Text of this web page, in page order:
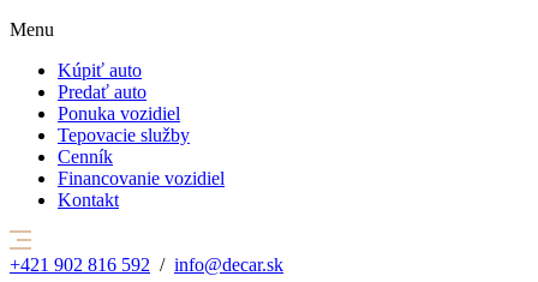
Menu
Kúpiť auto
Predať auto
Ponuka vozidiel
Tepovacie služby
Cenník
Financovanie vozidiel
Kontakt
+421 902 816 592 / info@decar.sk